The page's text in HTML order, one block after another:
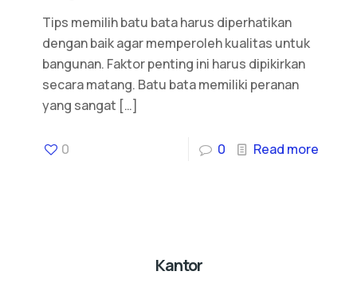
Tips memilih batu bata harus diperhatikan
dengan baik agar memperoleh kualitas untuk
bangunan. Faktor penting ini harus dipikirkan
secara matang. Batu bata memiliki peranan
yang sangat […]
0 0 Read more
Kantor